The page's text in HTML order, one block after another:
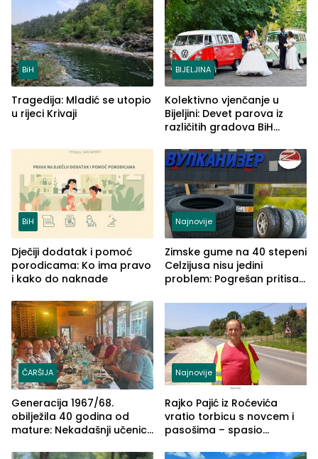
BiH
Tragedija: Mladić se utopio
u rijeci Krivaji
BIJELJINA
Kolektivno vjenčanje u
Bijeljini: Devet parova iz
različitih gradova BiH
BiH
Dječiji dodatak i pomoć
porodicama: Ko ima pravo
i kako do naknade
Najnovije
Zimske gume na 40 stepeni
Celzijusa nisu jedini
problem: Pogrešan pritisak
ČARŠIJA
Generacija 1967/68.
obilježila 40 godina od
mature: Nekadašnji učenici
Najnovije
Rajko Pajić iz Roćevića
vratio torbicu s novcem i
pasošima – spasio